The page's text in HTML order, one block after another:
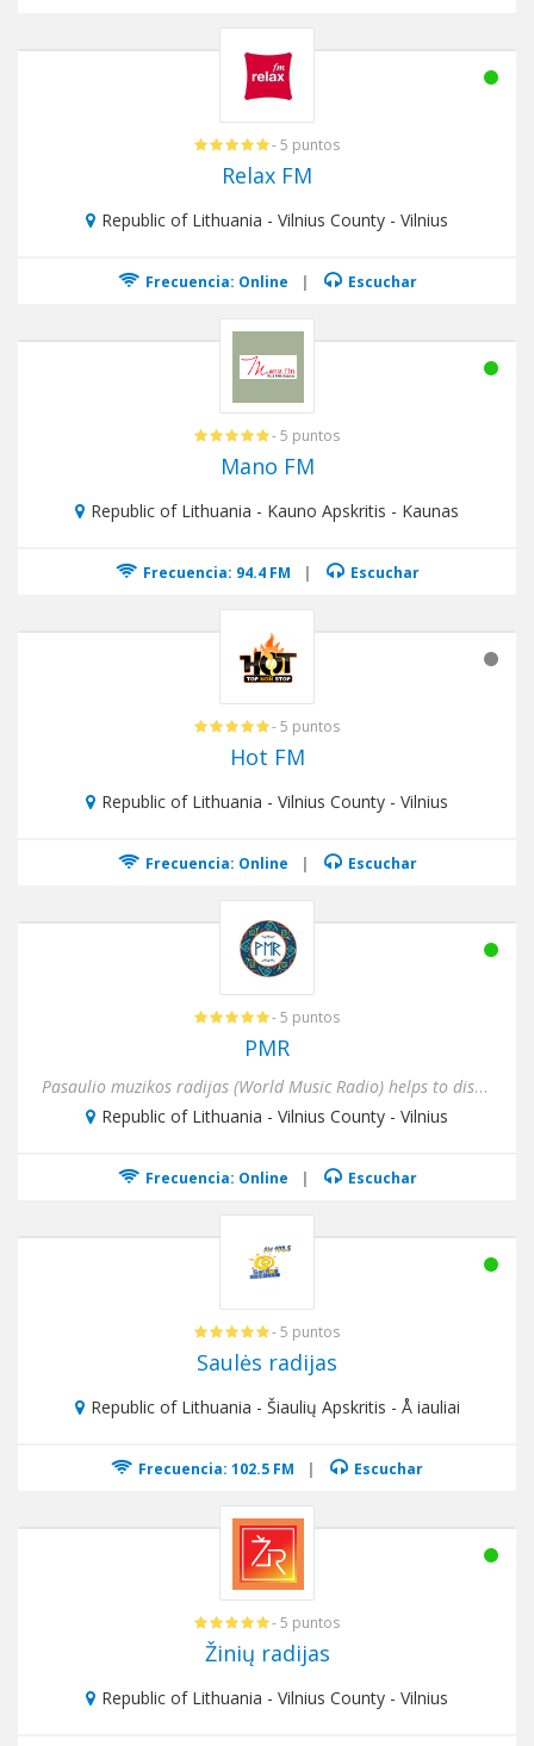
- 5 puntos
Relax FM
Republic of Lithuania - Vilnius County - Vilnius
Frecuencia: Online | Escuchar
- 5 puntos
Mano FM
Republic of Lithuania - Kauno Apskritis - Kaunas
Frecuencia: 94.4 FM | Escuchar
- 5 puntos
Hot FM
Republic of Lithuania - Vilnius County - Vilnius
Frecuencia: Online | Escuchar
- 5 puntos
PMR
Pasaulio muzikos radijas (World Music Radio) helps to discover sounds from all over the world and explore cultural di...
Republic of Lithuania - Vilnius County - Vilnius
Frecuencia: Online | Escuchar
- 5 puntos
Saulės radijas
Republic of Lithuania - Šiaulių Apskritis - Å iauliai
Frecuencia: 102.5 FM | Escuchar
- 5 puntos
Žinių radijas
Republic of Lithuania - Vilnius County - Vilnius